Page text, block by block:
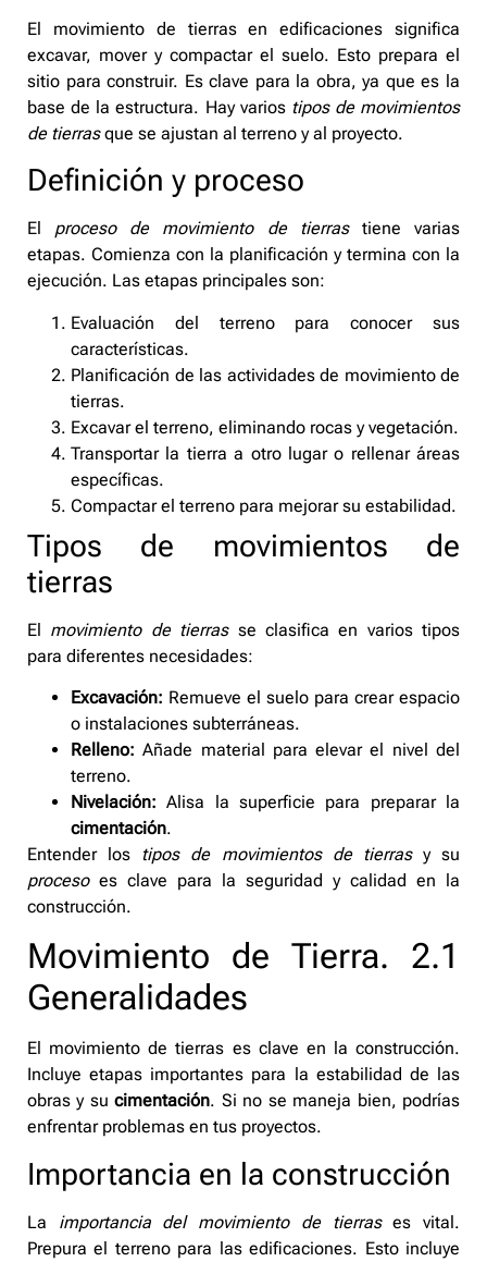
El movimiento de tierras en edificaciones significa
excavar, mover y compactar el suelo. Esto prepara el
sitio para construir. Es clave para la obra, ya que es la
base de la estructura. Hay varios tipos de movimientos
de tierrasque se ajustan al terreno y al proyecto.
Definición y proceso
El proceso de movimiento de tierrastiene varias
etapas. Comienza con la planificación y termina con la
ejecución. Las etapas principales son:
Evaluación del terreno para conocer sus
características.
Planificación de las actividades de movimiento de
tierras.
Excavar el terreno, eliminando rocas y vegetación.
Transportar la tierra a otro lugar o rellenar áreas
específicas.
Compactar el terreno para mejorar su estabilidad.
Tipos de movimientos de
tierras
El movimiento de tierrasse clasifica en varios tipos
para diferentes necesidades:
Excavación: Remueve el suelo para crear espacio
o instalaciones subterráneas.
Relleno: Añade material para elevar el nivel del
terreno.
Nivelación: Alisa la superficie para preparar la
cimentación.
Entender los tipos de movimientos de tierrasy su
procesoes clave para la seguridad y calidad en la
construcción.
Movimiento de Tierra. 2.1
Generalidades
El movimiento de tierras es clave en la construcción.
Incluye etapas importantes para la estabilidad de las
obras y sucimentación. Si no se maneja bien, podrías
enfrentar problemas en tus proyectos.
Importancia en la construcción
La importancia del movimiento de tierrases vital.
Prepura el terreno para las edificaciones. Esto incluye